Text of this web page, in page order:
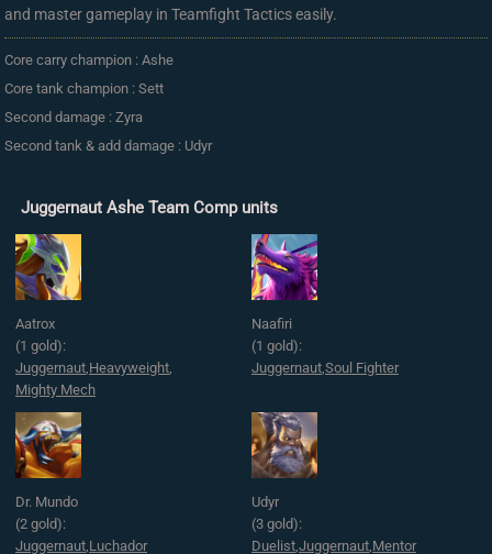
and master gameplay in Teamfight Tactics easily.
Core carry champion : Ashe
Core tank champion : Sett
Second damage : Zyra
Second tank & add damage : Udyr
Juggernaut Ashe Team Comp units
Aatrox
(1 gold):
Juggernaut,Heavyweight,
Mighty Mech
Naafiri
(1 gold):
Juggernaut,Soul Fighter
Dr. Mundo
(2 gold):
Juggernaut,Luchador
Udyr
(3 gold):
Duelist,Juggernaut,Mentor